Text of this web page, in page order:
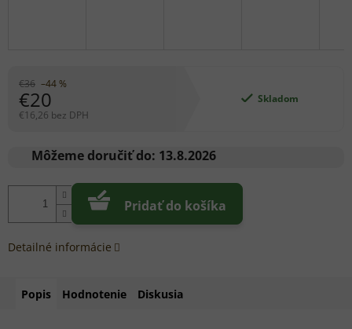
€36 –44 %
€20
€16,26 bez DPH
cena:
Skladom
Môžeme doručiť do: 13.8.2026
Pridať do košíka
Detailné informácie
Popis Hodnotenie Diskusia